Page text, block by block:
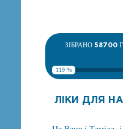
ЗІБРАНО58700
119 %
ЛІКИ ДЛЯ